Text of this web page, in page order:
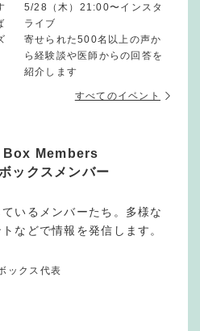
5/28（木）21:00〜インスタ
ライブ
寄せられた500名以上の声か
ら経験談や医師からの回答を
紹介します
すべてのイベント
Members
ックスメンバー
いるメンバーたち。多様な
などで情報を発信します。
ックス代表